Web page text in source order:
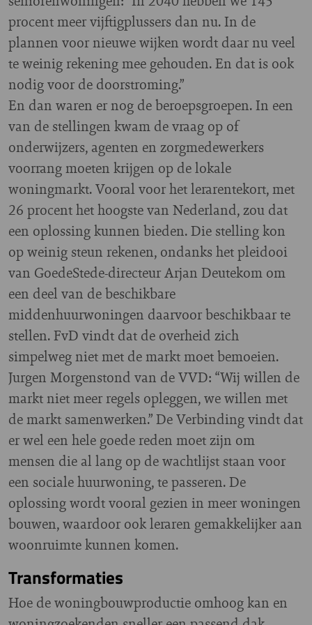
procent meer vijftigplussers dan nu. In de
plannen voor nieuwe wijken wordt daar nu veel
te weinig rekening mee gehouden. En dat is ook
nodig voor de doorstroming.”
En dan waren er nog de beroepsgroepen. In een
van de stellingen kwam de vraag op of
onderwijzers, agenten en zorgmedewerkers
voorrang moeten krijgen op de lokale
woningmarkt. Vooral voor het lerarentekort, met
26 procent het hoogste van Nederland, zou dat
een oplossing kunnen bieden. Die stelling kon
op weinig steun rekenen, ondanks het pleidooi
van GoedeStede-directeur Arjan Deutekom om
een deel van de beschikbare
middenhuurwoningen daarvoor beschikbaar te
stellen. FvD vindt dat de overheid zich
simpelweg niet met de markt moet bemoeien.
Jurgen Morgenstond van de VVD: “Wij willen de
markt niet meer regels opleggen, we willen met
de markt samenwerken.” De Verbinding vindt dat
er wel een hele goede reden moet zijn om
mensen die al lang op de wachtlijst staan voor
een sociale huurwoning, te passeren. De
oplossing wordt vooral gezien in meer woningen
bouwen, waardoor ook leraren gemakkelijker aan
woonruimte kunnen komen.
Transformaties
Hoe de woningbouwproductie omhoog kan en